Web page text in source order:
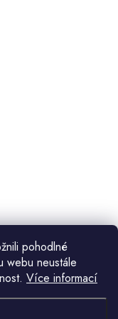
pohodlné
webu neustále
Více informací